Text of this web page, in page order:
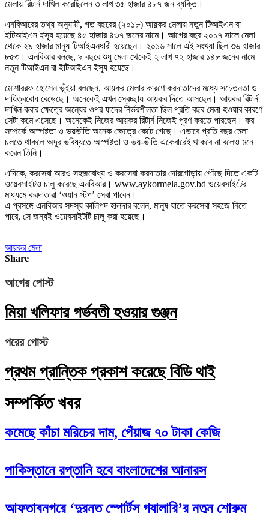
মেলায় রিটার্ন দাখিল করেছিলেন ৩ লাখ ৩৫ হাজার ৪৮৭ জন ব্যক্তি।
এনবিআরের তথ্য অনুযায়ী, গত বছরের (২০১৮) আয়কর মেলায় নতুন টিআইএন বা
ইটিআইএন ইস্যু হয়েছে ৪৫ হাজার ৪৩৭ জনের নামে। আগের বছর ২০১৭ সালে মেলা
থেকে ২৯ হাজার মানুষ টিআইএনধারী হয়েছেন। ২০১৬ সালে এই সংখ্যা ছিল ৩৬ হাজার
৮৫৩। এনবিআর বলছে, ৯ বছরে শুধু মেলা থেকেই ২ লাখ ৭২ হাজার ১৪৮ জনের নামে
নতুন টিআইএন বা ইটিআইএন ইস্যু হয়েছে।
মোশাররফ হোসেন ভূঁইয়া বলছেন, আয়কর মেলার কারণে করদাতাদের মধ্যে সচেতনতা ও
দায়িত্ববোধ বেড়েছে। অনেকেই এখন স্বেচ্ছায় আয়কর দিতে আসছেন। আয়কর রিটার্ন
দাখিল করার ক্ষেত্রে অন্যের ওপর যাদের নির্ভরশীলতা ছিল প্রতি বছর মেলা হওয়ার কারণে
সেটা কমে এসেছে। অনেকেই নিজের আয়কর রিটার্ন নিজেই পূরণ করতে পারছেন। কর
সম্পর্কে অস্পষ্টতা ও ভয়ভীতি অনেক ক্ষেত্রে কেটে গেছে। এভাবে প্রতি বছর মেলা
চলতে থাকলে অদূর ভবিষ্যতে অস্পষ্টতা ও ভয়-ভীতি একেবারেই থাকবে না বলেও মনে
করেন তিনি।
এদিকে, করসেবা আরও সহজবোধ্য ও করসেবা করদাতার দোরগোড়ায় পৌঁছে দিতে একটি
ওয়েবসাইটও চালু করেছে এনবিআর। www.aykormela.gov.bd ওয়েবসাইটের
মাধ্যমে করদাতারা ‘ওয়ান স্টপ’ সেবা পাবেন।
এ প্রসঙ্গে এনবিআর সদস্য কালিপদ হালদার বলেন, মানুষ যাতে করসেবা সহজে নিতে
পারে, সে জন্যই ওয়েবসাইটটি চালু করা হয়েছে।
আয়কর মেলা
Share
আগের পোস্ট
মিয়া খলিফার গর্ভবতী হওয়ার গুঞ্জন
পরের পোস্ট
প্রথম প্রান্তিক প্রকাশ করেছে বিডি থাই
সম্পর্কিত খবর
কমেছে কাঁচা মরিচের দাম, পেঁয়াজ ৭০ টাকা কেজি
পাকিস্তানে রপ্তানি হবে বাংলাদেশের আনারস
আফতাবনগরে ‘দুরন্ত স্পোর্টস গ্যালারি’র নতুন শোরুম